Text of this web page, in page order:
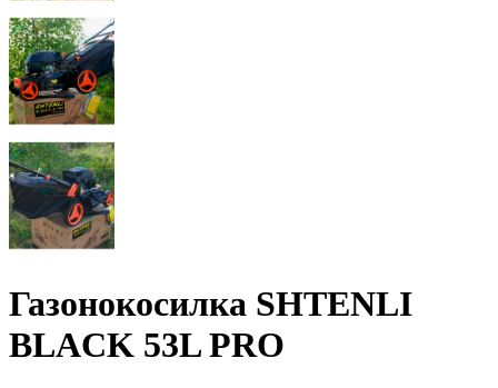
Газонокосилка SHTENLI
BLACK 53L PRO